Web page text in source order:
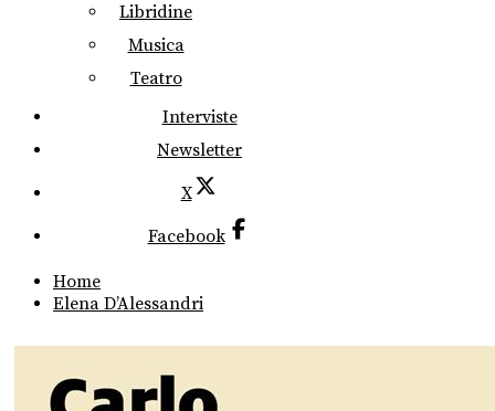
Libridine
Musica
Teatro
Interviste
Newsletter
X
Facebook
Home
Elena D’Alessandri